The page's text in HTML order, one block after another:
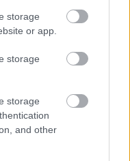
storage
or app.
storage
storage
and other